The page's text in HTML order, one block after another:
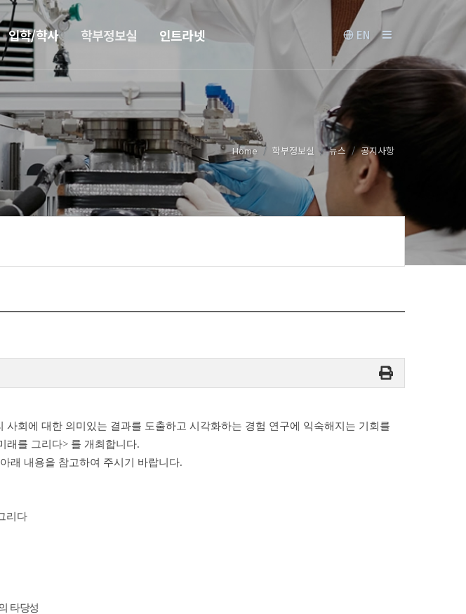
입학/학사 학부정보실 인트라넷 EN
Home 학부정보실 뉴스 공지사항
회에 대한 의미있는 결과를 도출하고 시각화하는 경험 연구에 익숙해지는 기회를
래를 그리다> 를 개최합니다.
래 내용을 참고하여 주시기 바랍니다.
리다
타당성